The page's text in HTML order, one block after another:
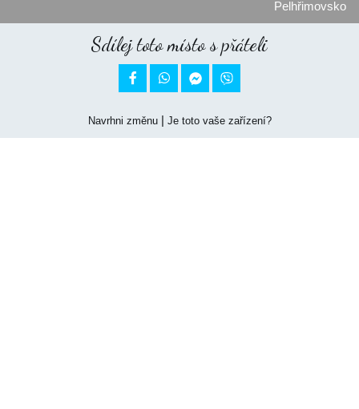
Pelhřimovsko
Sdílej toto místo s přáteli
 
Navrhni změnu| Je toto vaše zařízení?